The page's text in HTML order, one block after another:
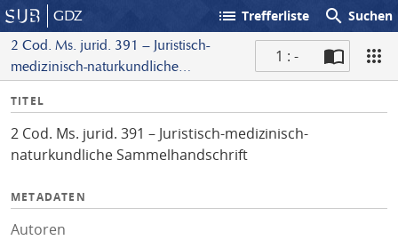
GDZ list Trefferliste search Suchen
2 Cod. Ms. jurid. 391 – Juristisch-
medizinisch-naturkundliche
1 : -
I
f
o
TITEL
2 Cod. Ms. jurid. 391 – Juristisch-medizinisch-
naturkundliche Sammelhandschrift
METADATEN
Autoren